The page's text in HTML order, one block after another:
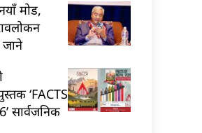
मोड,
जाने
‘FACTS
सार्वजनिक